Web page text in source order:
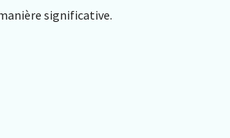
significative.